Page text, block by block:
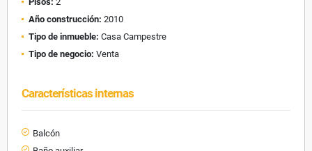
Año construcción: 2010
Tipo de inmueble: Casa Campestre
Tipo de negocio: Venta
Características internas
Balcón